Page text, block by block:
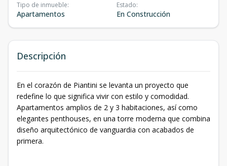
Tipo de inmueble:
Apartamentos
Estado:
En Construcción
Descripción
En el corazón de Piantini se levanta un proyecto que
redefine lo que significa vivir con estilo y comodidad.
Apartamentos amplios de 2 y 3 habitaciones, así como
elegantes penthouses, en una torre moderna que combina
diseño arquitectónico de vanguardia con acabados de
primera.